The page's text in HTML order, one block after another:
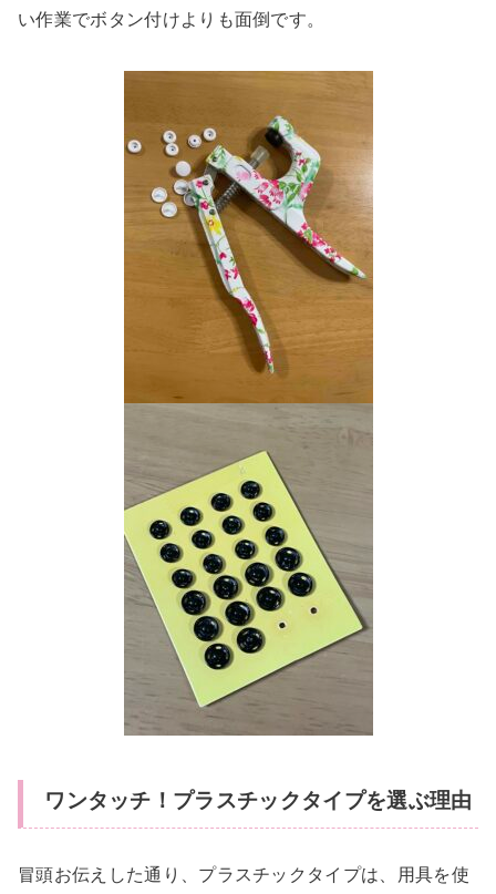
い作業でボタン付けよりも面倒です。
ワンタッチ！プラスチックタイプを選ぶ理由
冒頭お伝えした通り、プラスチックタイプは、用具を使